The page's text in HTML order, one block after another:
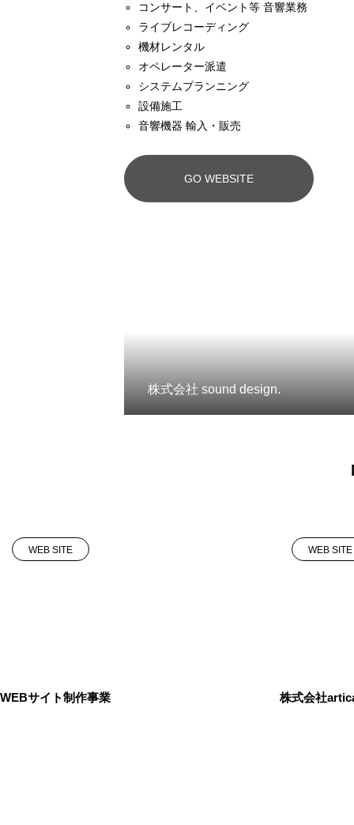
コンサート、イベント等 音響業務
ライブレコーディング
機材レンタル
オペレーター派遣
システムプランニング
設備施工
音響機器 輸入・販売
GO WEBSITE
株式会社 sound design.
WEB SITE
WEBサイト制作事業
WEB SITE
株式会社